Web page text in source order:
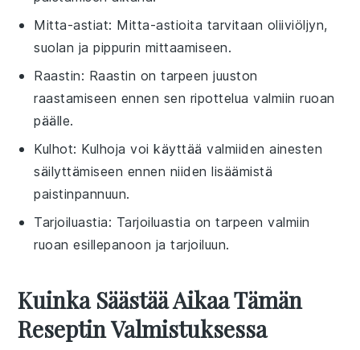
Mitta-astiat: Mitta-astioita tarvitaan oliiviöljyn,
suolan ja pippurin mittaamiseen.
Raastin: Raastin on tarpeen juuston
raastamiseen ennen sen ripottelua valmiin ruoan
päälle.
Kulhot: Kulhoja voi käyttää valmiiden ainesten
säilyttämiseen ennen niiden lisäämistä
paistinpannuun.
Tarjoiluastia: Tarjoiluastia on tarpeen valmiin
ruoan esillepanoon ja tarjoiluun.
Kuinka Säästää Aikaa Tämän
Reseptin Valmistuksessa